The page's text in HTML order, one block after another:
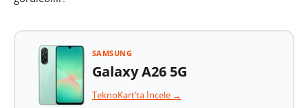
SAMSUNG
Galaxy A26 5G
TeknoKart’ta İncele →